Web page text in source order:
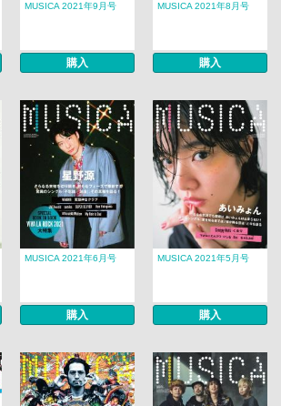
MUSICA 2021年9月号
購入
MUSICA 2021年8月号
購入
MUSICA 2021年6月号
購入
MUSICA 2021年5月号
購入